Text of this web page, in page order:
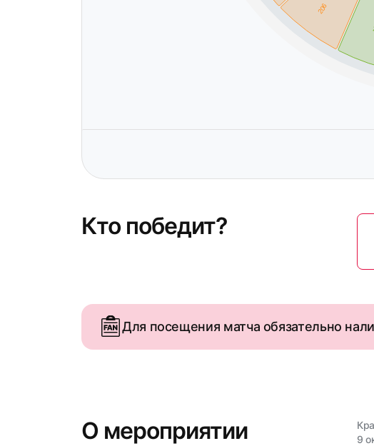
206
Кто победит?
Для посещения матча обязательно
О мероприятии
9